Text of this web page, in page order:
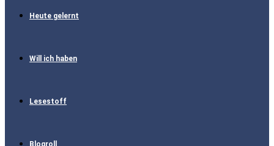
Heute gelernt
Will ich haben
Lesestoff
Blogroll